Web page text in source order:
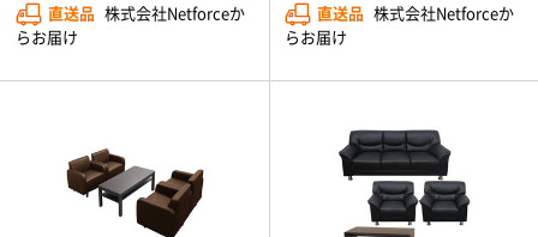
直送品 株式会社Netforceか
らお届け
直送品 株式会社Netforceか
らお届け